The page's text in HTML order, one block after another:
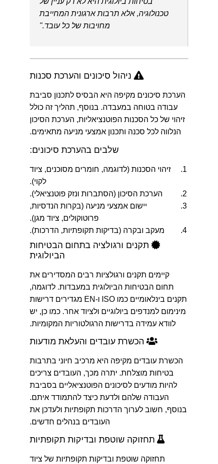
טכנולוגיה, אלא תרבות ארגונית המחייבת
מחויבות של כל עובד."
ניהול סיכונים והערכת סכנות
הערכת סיכונים מקיפה היא הבסיס לתכנון סביבת
עבודה בטוחה במעבדה. בנוסף, תהליך זה כולל
זיהוי של כל הסכנות הפוטנציאליות, הערכת הסיכון
הנלווה לכל סכנה ותכנון אמצעי מניעה מתאימים.
שלבים בהערכת סיכונים:
זיהוי הסכנות (לדוגמה, חומרים מסוכנים, ציוד
לקוי).
הערכת הסיכון (הסתברות ונזק פוטנציאלי).
יישום אמצעי מניעה (בקרות הנדסיות,
פרוטוקולים, ציוד מגן).
מעקב ובקרה (בדיקות תקופתיות, הדרכות).
תקנים ורגולציה בתחום הבטיחות
הביולוגית
קיימים תקנים ורגולציות רבים המסדירים את
תחום הבטיחות הביולוגית במעבדות. לדוגמה,
תקנים בינלאומיים כמו ISO ו-EN מגדירים דרישות
מינימום למנדפים ביולוגיים ולציוד אחר. כמו כן, יש
לוודא עמידה בדרישות הרגולטוריות המקומיות.
הכשרת עובדים והעלאת מודעות
הכשרת עובדים מקיפה היא מרכיב חיוני בתרבות
בטיחות מוצלחת. יתרה מכך, העובדים צריכים
להיות מודעים לסיכונים הפוטנציאליים בסביבת
העבודה שלהם ולדעת כיצד להתמודד איתם.
בנוסף, חשוב לערוך הדרכות תקופתיות ולעדכן את
העובדים בנהלים חדשים.
תחזוקה שוטפת ובדיקות תקופתיות
תחזוקה שוטפת ובדיקות תקופתיות של ציוד